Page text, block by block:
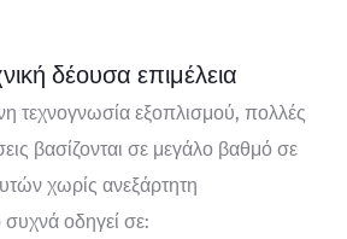
δέουσα επιμέλεια
τεχνογνωσία εξοπλισμού, πολλές
βασίζονται σε μεγάλο βαθμό σε
χωρίς ανεξάρτητη
οδηγεί σε: